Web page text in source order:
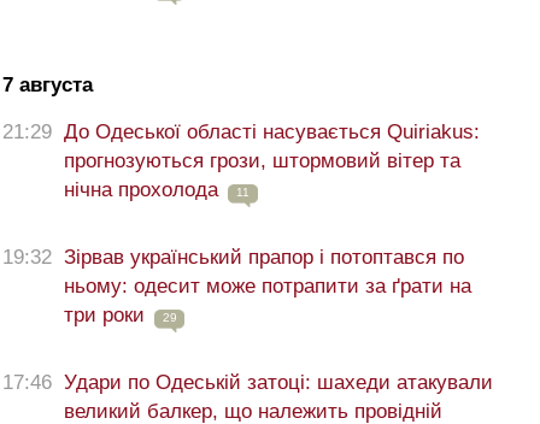
7 августа
21:29 До Одеської області насувається Quiriakus:
прогнозуються грози, штормовий вітер та
нічна прохолода
11
19:32 Зірвав український прапор і потоптався по
ньому: одесит може потрапити за ґрати на
три роки
29
17:46 Удари по Одеській затоці: шахеди атакували
великий балкер, що належить провідній